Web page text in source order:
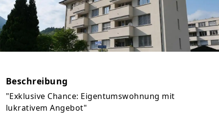
Beschreibung
"Exklusive Chance: Eigentumswohnung mit
lukrativem Angebot"